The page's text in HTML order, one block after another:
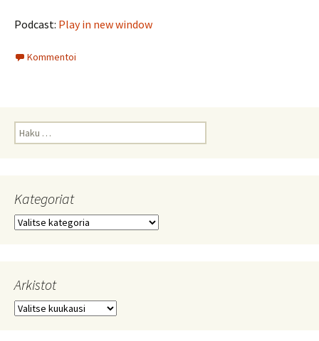
Podcast: Play in new window
Kommentoi
Haku:
Kategoriat
Kategoriat
Arkistot
Arkistot